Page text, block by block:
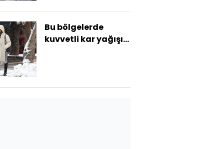
Bu bölgelerde
kuvvetli kar yağışı